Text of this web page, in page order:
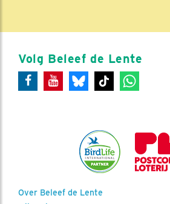
Volg Beleef de Lente
Over Beleef de Lente